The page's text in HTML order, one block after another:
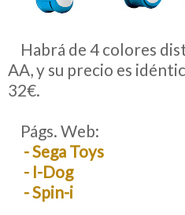
Habrá de 4 colores
AA, y su precio es
32€.
Págs. Web:
- Sega Toys
- I-Dog
- Spin-i